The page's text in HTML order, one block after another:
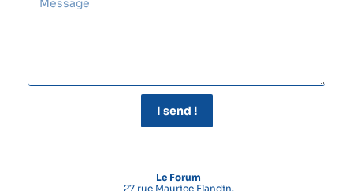
I send !
Le Forum
27 rue Maurice Flandin,